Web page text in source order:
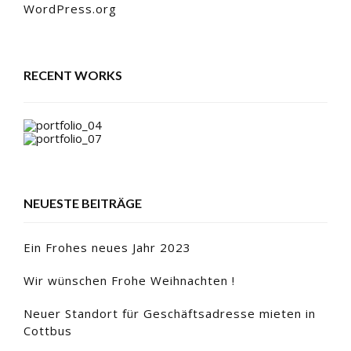
WordPress.org
RECENT WORKS
NEUESTE BEITRÄGE
Ein Frohes neues Jahr 2023
Wir wünschen Frohe Weihnachten !
Neuer Standort für Geschäftsadresse mieten in
Cottbus